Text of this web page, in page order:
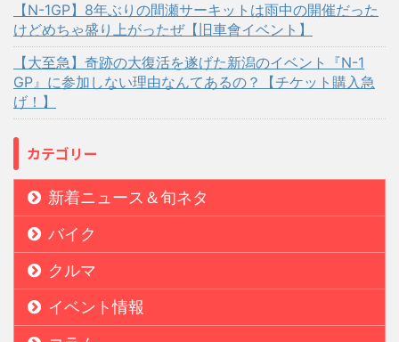
【N-1GP】8年ぶりの間瀬サーキットは雨中の開催だった
けどめちゃ盛り上がったぜ【旧車會イベント】
【大至急】奇跡の大復活を遂げた新潟のイベント『N-1
GP』に参加しない理由なんてあるの？【チケット購入急
げ！】
カテゴリー
新着ニュース＆旬ネタ
バイク
クルマ
イベント情報